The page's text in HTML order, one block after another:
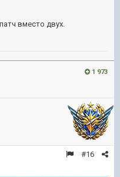
вместо двух.
1 973
#16